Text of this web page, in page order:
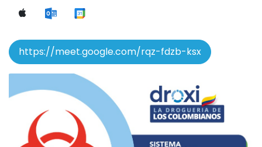
https://meet.google.com/rqz-fdzb-ksx